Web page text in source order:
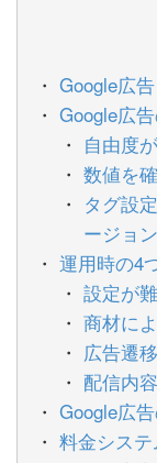
Google広
Google広
自由度
数値を
タグ設
ージョ
運用時の4
設定が
商材に
広告遷
配信内
Google広
料金シス